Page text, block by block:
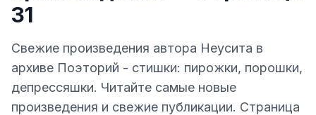
31
Свежие произведения автора Неусита в
архиве Поэторий - стишки: пирожки, порошки,
депрессяшки. Читайте самые новые
произведения и свежие публикации. Страница